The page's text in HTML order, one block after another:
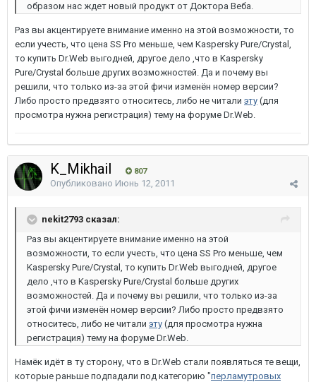
образом нас ждет новый продукт от Доктора Веба.
Раз вы акцентируете внимание именно на этой возможности, то
если учесть, что цена SS Pro меньше, чем Kaspersky Pure/Crystal,
то купить Dr.Web выгодней, другое дело ,что в Kaspersky
Pure/Crystal больше других возможностей. Да и почему вы
решили, что только из-за этой фичи изменён номер версии?
Либо просто предвзято относитесь, либо не читали эту (для
просмотра нужна регистрация) тему на форуме Dr.Web.
K_Mikhail 807
Опубликовано Июнь 12, 2011
nekit2793 сказал:
Раз вы акцентируете внимание именно на этой
возможности, то если учесть, что цена SS Pro меньше, чем
Kaspersky Pure/Crystal, то купить Dr.Web выгодней, другое
дело ,что в Kaspersky Pure/Crystal больше других
возможностей. Да и почему вы решили, что только из-за
этой фичи изменён номер версии? Либо просто предвзято
относитесь, либо не читали эту (для просмотра нужна
регистрация) тему на форуме Dr.Web.
Намёк идёт в ту сторону, что в Dr.Web стали появляться те вещи,
которые раньше подпадали под категорию "перламутровых